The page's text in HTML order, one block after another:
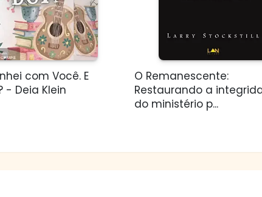
com Você. E
- Deia Klein
O Remanescente:
Restaurando a
do ministério p...